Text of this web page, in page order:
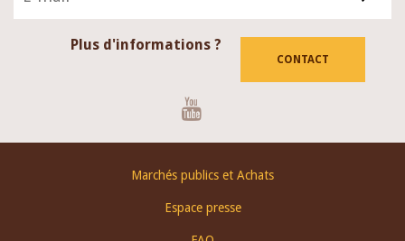
Plus d'informations ?
CONTACT
Marchés publics et Achats
Espace presse